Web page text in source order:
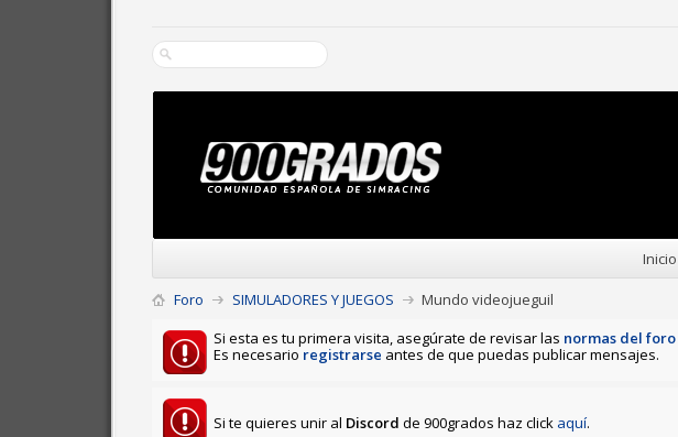
Inicio
Foro SIMULADORES Y JUEGOS
Mundo videojueguil
Si esta es tu primera visita, asegúrate de revisar las normas del foro
Es necesario registrarse antes de que puedas publicar mensajes.
Si te quieres unir al Discord de 900grados haz click aquí.